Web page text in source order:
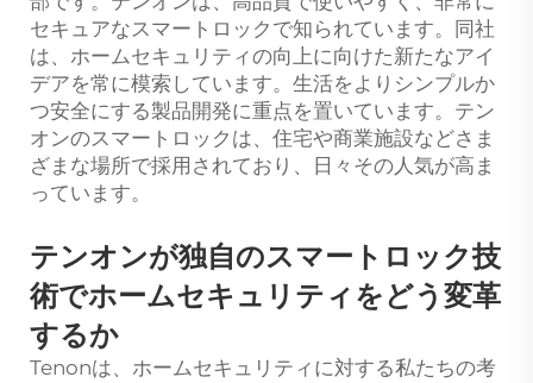
セキュアなスマートロックで知られています。同社
は、ホームセキュリティの向上に向けた新たなアイ
デアを常に模索しています。生活をよりシンプルか
つ安全にする製品開発に重点を置いています。テン
オンのスマートロックは、住宅や商業施設などさま
ざまな場所で採用されており、日々その人気が高ま
っています。
テンオンが独自のスマートロック技
術でホームセキュリティをどう変革
するか
Tenonは、ホームセキュリティに対する私たちの考